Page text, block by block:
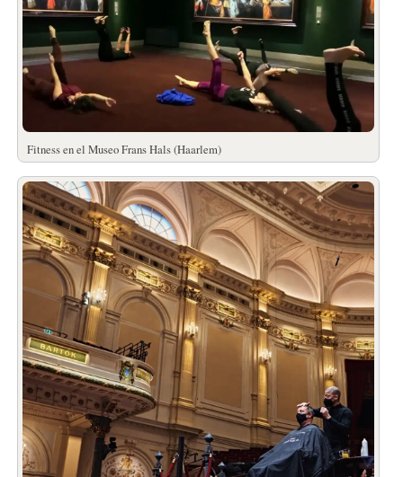
Fitness en el Museo Frans Hals (Haarlem)